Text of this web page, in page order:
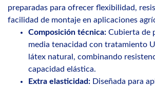
preparadas para ofrecer flexibilidad,
facilidad de montaje en aplicaciones
Composición técnica: Cubierta de
media tenacidad con tratamiento
látex natural, combinando
capacidad elástica.
Extra elasticidad: Diseñada para